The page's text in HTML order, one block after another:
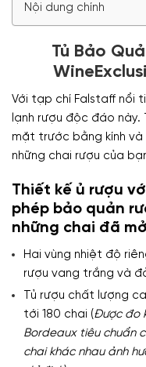
Nội dung chính
Tủ Bảo
Với tạp chí Falstaff nổi
lạnh rượu độc đáo
mặt trước bằng kính và
những chai rượu của
Thiết kế ủ rượu
phép bảo quản
những chai đã
Hai vùng nhiệt độ
rượu vang trắng và
Tủ rượu chất lượng
tới 180 chai (Được đo
Bordeaux tiêu chuẩn
chai khác nhau ảnh